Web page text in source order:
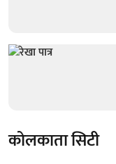
कोलकाता सिटी